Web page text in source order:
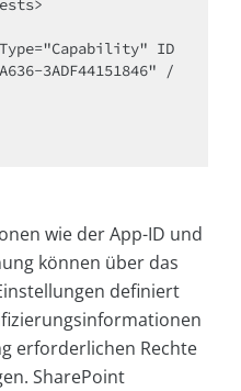
3ADF44151846" /
wie der App-ID und
können über das
definiert
erforderlichen Rechte
SharePoint